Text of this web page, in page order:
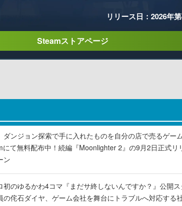
リリース日：2026年
Steamストアページ
ダンジョン探索で手に入れたものを自分の店で売るゲー
にて無料配布中！続編『Moonlighter 2』の9月2日正式リ
ン
初のゆるかわ4コマ『まだサ終しないんですか？』公開
の侘石ダイヤ、ゲーム会社を舞台にトラブルへ対応する